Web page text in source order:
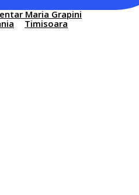
Maria Grapini
Timisoara